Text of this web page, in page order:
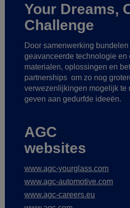
Your Dreams,
Challenge
Door samenwerking
geavanceerde technologie en
materialen, oplossingen en
partnerships om zo nog
verwezenlijkingen mogelijk te
geven aan gedurfde ideeën.
AGC
websites
www.agc-yourglass.com
www.agc-automotive.com
www.agc-careers.eu